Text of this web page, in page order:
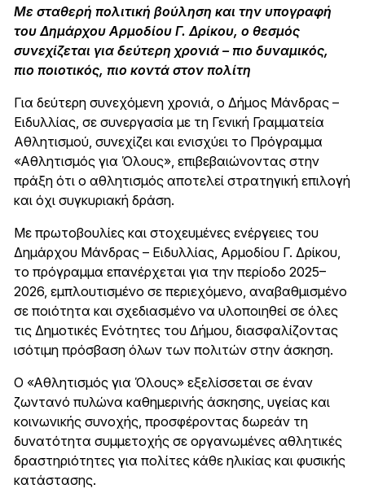
Με σταθερή πολιτική βούληση και την υπογραφή
του Δημάρχου Αρμοδίου Γ. Δρίκου, ο θεσμός
συνεχίζεται για δεύτερη χρονιά – πιο δυναμικός,
πιο ποιοτικός, πιο κοντά στον πολίτη
Για δεύτερη συνεχόμενη χρονιά, ο Δήμος Μάνδρας –
Ειδυλλίας, σε συνεργασία με τη Γενική Γραμματεία
Αθλητισμού, συνεχίζει και ενισχύει το Πρόγραμμα
«Αθλητισμός για Όλους», επιβεβαιώνοντας στην
πράξη ότι ο αθλητισμός αποτελεί στρατηγική επιλογή
και όχι συγκυριακή δράση.
Με πρωτοβουλίες και στοχευμένες ενέργειες του
Δημάρχου Μάνδρας – Ειδυλλίας, Αρμοδίου Γ. Δρίκου,
το πρόγραμμα επανέρχεται για την περίοδο 2025–
2026, εμπλουτισμένο σε περιεχόμενο, αναβαθμισμένο
σε ποιότητα και σχεδιασμένο να υλοποιηθεί σε όλες
τις Δημοτικές Ενότητες του Δήμου, διασφαλίζοντας
ισότιμη πρόσβαση όλων των πολιτών στην άσκηση.
Ο «Αθλητισμός για Όλους» εξελίσσεται σε έναν
ζωντανό πυλώνα καθημερινής άσκησης, υγείας και
κοινωνικής συνοχής, προσφέροντας δωρεάν τη
δυνατότητα συμμετοχής σε οργανωμένες αθλητικές
δραστηριότητες για πολίτες κάθε ηλικίας και φυσικής
κατάστασης.